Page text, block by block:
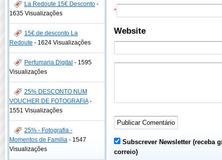
La Redoute 15€ Desconto -
1635 Visualizações
15€ de desconto La
Redoute - 1624 Visualizações
Perfumaria Digital - 1595
Visualizações
25% DESCONTO NUM
VOUCHER DE FOTOGRAFIA-
1551 Visualizações
25% - Fotografia -
Momentos de Familia - 1547
Visualizações
*
Website
Subscrever Newsletter (receba
correio)